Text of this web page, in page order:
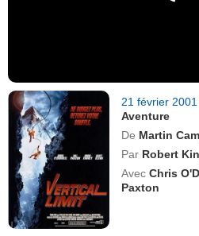
21 février
Aventure
De Martin
Par Robert
Avec Chris
Paxton